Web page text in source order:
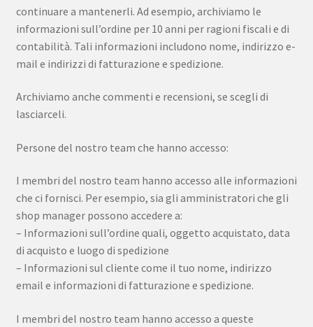
continuare a mantenerli. Ad esempio, archiviamo le
informazioni sull’ordine per 10 anni per ragioni fiscali e di
contabilità. Tali informazioni includono nome, indirizzo e-
mail e indirizzi di fatturazione e spedizione.
Archiviamo anche commenti e recensioni, se scegli di
lasciarceli.
Persone del nostro team che hanno accesso:
I membri del nostro team hanno accesso alle informazioni
che ci fornisci. Per esempio, sia gli amministratori che gli
shop manager possono accedere a:
– Informazioni sull’ordine quali, oggetto acquistato, data
di acquisto e luogo di spedizione
– Informazioni sul cliente come il tuo nome, indirizzo
email e informazioni di fatturazione e spedizione.
I membri del nostro team hanno accesso a queste